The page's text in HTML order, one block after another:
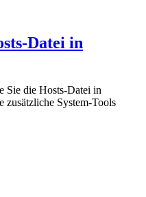
Datei in
Sie die Hosts-Datei in
zusätzliche System-Tools